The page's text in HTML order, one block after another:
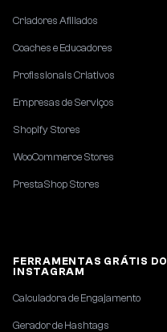
Criadores Afiliados
Coaches e Educadores
Profissionais Criativos
Empresas de Serviços
Shopify Stores
WooCommerce Stores
PrestaShop Stores
FERRAMENTAS GRÁTIS DO
INSTAGRAM
Calculadora de Engajamento
Gerador de Hashtags